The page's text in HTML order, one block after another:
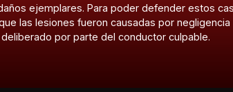
ejemplares. Para poder defender estos
las lesiones fueron causadas por negligencia
por parte del conductor culpable.